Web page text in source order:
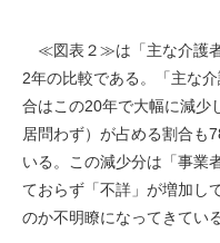
≪図表２≫は「主な介護者
2年の比較である。「主な
合はこの20年で大幅に減少
居問わず）が占める割合も
いる。この減少分は「事業
ておらず「不詳」が増加し
のか不明瞭になってきてい